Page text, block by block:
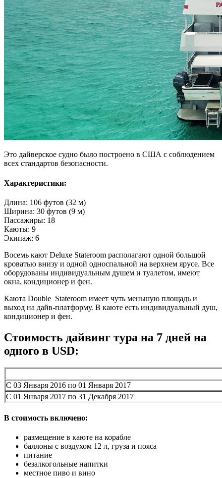
Это дайверское судно было построено в США с соблюдением
всех стандартов безопасности.
Характеристики:
Длина: 106 футов (32 м)
Ширина: 30 футов (9 м)
Пассажиры: 18
Каюты: 9
Экипаж: 6
Восемь кают Deluxe Stateroom располагают одной большой
кроватью внизу и одной односпальной на верхнем ярусе. Все
оборудованы индивидуальным душем и туалетом, имеют
окна, кондиционер и фен.
Каюта Double Stateroom имеет чуть меньшую площадь и
выход на дайв-платформу. В каюте есть индивидуальный душ,
кондиционер и фен.
Стоимость дайвинг тура на 7 дней на
одного в USD:
С 03 Января 2016 по 01 Января 2017
С 01 Января 2017 по 31 Декабря 2017
В стоимость включено:
размещение в каюте на корабле
баллоны с воздухом 12 л, груза и пояса
питание
безалкогольные напитки
местное пиво и вино